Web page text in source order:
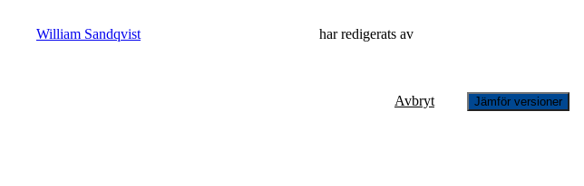
William Sandqvist har redigerats av
Avbryt Jämför versioner